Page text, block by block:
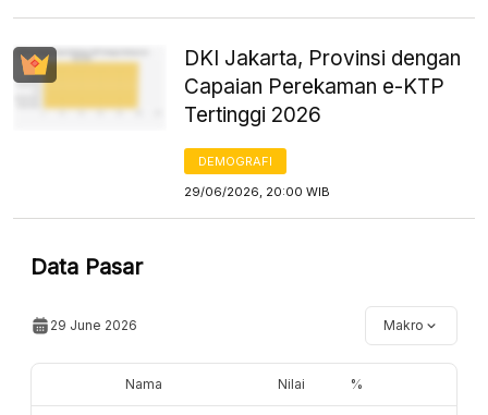
DKI Jakarta, Provinsi dengan
Capaian Perekaman e-KTP
Tertinggi 2026
DEMOGRAFI
29/06/2026, 20:00 WIB
Data Pasar
29 June 2026 Makro
Nama Nilai %